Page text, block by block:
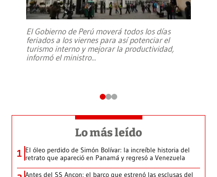
El Gobierno de Perú moverá todos los días
feriados a los viernes para así potenciar el
turismo interno y mejorar la productividad,
informó el ministro...
Lo más leído
1 El óleo perdido de Simón Bolívar: la increíble historia del
retrato que apareció en Panamá y regresó a Venezuela
Antes del SS Ancon: el barco que estrenó las esclusas del